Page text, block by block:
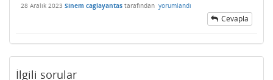
28 Aralık 2023 Sinem caglayantas tarafından yorumlandı
Cevapla
İlgili sorular